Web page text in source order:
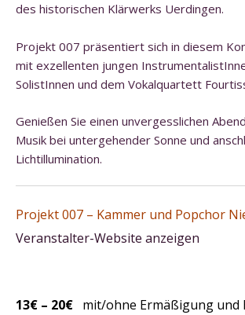
des historischen Klärwerks Uerdingen.
Projekt 007 präsentiert sich in diesem
mit exzellenten jungen
SolistInnen und dem Vokalquartett
Genießen Sie einen unvergesslichen
Musik bei untergehender Sonne und
Lichtillumination.
Projekt 007 – Kammer und Popchor
Veranstalter-Website anzeigen
13€ – 20€ mit/ohne Ermäßigung und